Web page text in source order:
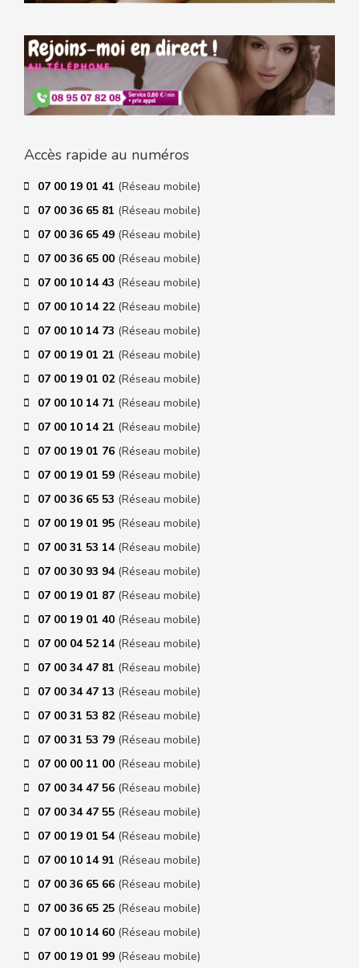
Accès rapide au numéros
07 00 19 01 41 (Réseau mobile)
07 00 36 65 81 (Réseau mobile)
07 00 36 65 49 (Réseau mobile)
07 00 36 65 00 (Réseau mobile)
07 00 10 14 43 (Réseau mobile)
07 00 10 14 22 (Réseau mobile)
07 00 10 14 73 (Réseau mobile)
07 00 19 01 21 (Réseau mobile)
07 00 19 01 02 (Réseau mobile)
07 00 10 14 71 (Réseau mobile)
07 00 10 14 21 (Réseau mobile)
07 00 19 01 76 (Réseau mobile)
07 00 19 01 59 (Réseau mobile)
07 00 36 65 53 (Réseau mobile)
07 00 19 01 95 (Réseau mobile)
07 00 31 53 14 (Réseau mobile)
07 00 30 93 94 (Réseau mobile)
07 00 19 01 87 (Réseau mobile)
07 00 19 01 40 (Réseau mobile)
07 00 04 52 14 (Réseau mobile)
07 00 34 47 81 (Réseau mobile)
07 00 34 47 13 (Réseau mobile)
07 00 31 53 82 (Réseau mobile)
07 00 31 53 79 (Réseau mobile)
07 00 00 11 00 (Réseau mobile)
07 00 34 47 56 (Réseau mobile)
07 00 34 47 55 (Réseau mobile)
07 00 19 01 54 (Réseau mobile)
07 00 10 14 91 (Réseau mobile)
07 00 36 65 66 (Réseau mobile)
07 00 36 65 25 (Réseau mobile)
07 00 10 14 60 (Réseau mobile)
07 00 19 01 99 (Réseau mobile)